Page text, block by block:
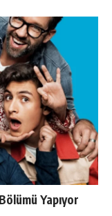
Yapıyor